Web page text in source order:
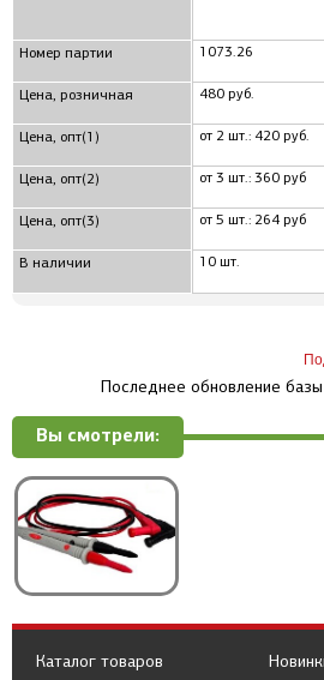
Номер партии
Цена, розничная
Цена, опт(1)
Цена, опт(2)
Цена, опт(3)
В наличии
1073.26
480 руб.
от 2 шт.: 420 руб.
от 3 шт.: 360 руб
от 5 шт.: 264 руб
10 шт.
Последнее обновление
Вы смотрели:
Каталог товаров